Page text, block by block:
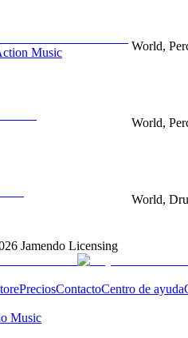
Music
World,
World,
World,
Jamendo Licensing
PreciosContactoCentro de ayuda
Music